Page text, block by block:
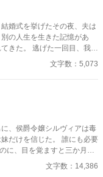
婚式を挙げたその夜、夫は
の人生を生きた記憶があ
回目、我慢
った。 だから今回は。
文字数：5,073
に、目を覚ますと三か月前
文字数：14,386